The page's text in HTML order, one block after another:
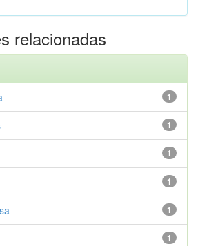
relacionadas
1
1
1
1
1
1